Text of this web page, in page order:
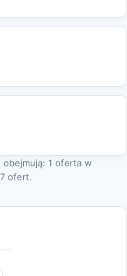
obejmują: 1 oferta w
ofert.